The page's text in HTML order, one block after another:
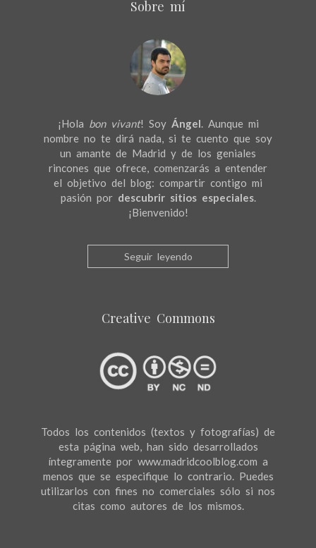
Sobre mí
¡Hola bon vivant! Soy Ángel. Aunque mi
nombre no te dirá nada, si te cuento que soy
un amante de Madrid y de los geniales
rincones que ofrece, comenzarás a entender
el objetivo del blog: compartir contigo mi
pasión por descubrir sitios especiales.
¡Bienvenido!
Seguir leyendo
Creative Commons
Todos los contenidos (textos y fotografías) de
esta página web, han sido desarrollados
íntegramente por www.madridcoolblog.com a
menos que se especifique lo contrario. Puedes
utilizarlos con fines no comerciales sólo si nos
citas como autores de los mismos.